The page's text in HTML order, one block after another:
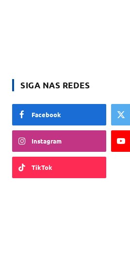
SIGA NAS REDES
Facebook
Instagram
TikTok